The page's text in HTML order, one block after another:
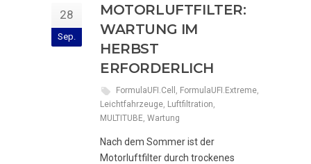
28
Sep.
MOTORLUFTFILTER:
WARTUNG IM
HERBST
ERFORDERLICH
FormulaUFI.Cell FormulaUFI.Extreme
Leichtfahrzeuge Luftfiltration
MULTITUBE Wartung
Nach dem Sommer ist der
Motorluftfilter durch trockenes